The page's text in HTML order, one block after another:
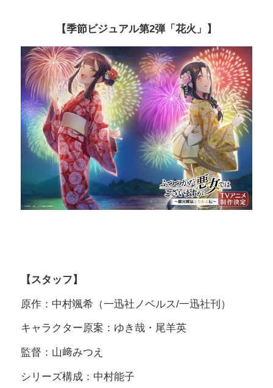
【季節ビジュアル第2弾「花火」】
【スタッフ】
原作：中村颯希（一迅社ノベルス/一迅社刊）
キャラクター原案：ゆき哉・尾羊英
監督：山﨑みつえ
シリーズ構成：中村能子